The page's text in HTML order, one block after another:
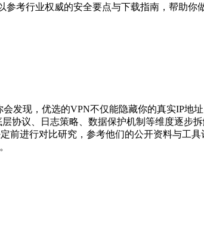
考行业权威的安全要点与下载指南，帮助你
发现，优选的VPN不仅能隐藏你的真实IP地
协议、日志策略、数据保护机制等维度逐步
前进行对比研究，参考他们的公开资料与工具